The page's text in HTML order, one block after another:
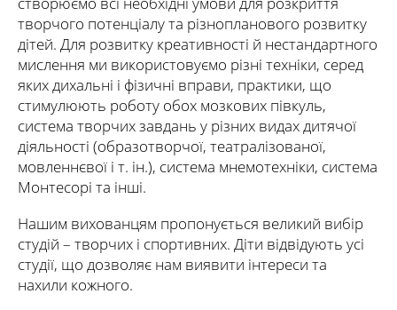
творчого потенціалу та різнопланового розвитку
дітей. Для розвитку креативності й нестандартного
мислення ми використовуємо різні техніки, серед
яких дихальні і фізичні вправи, практики, що
стимулюють роботу обох мозкових півкуль,
система творчих завдань у різних видах дитячої
діяльності (образотворчої, театралізованої,
мовленнєвої і т. ін.), система мнемотехніки, система
Монтесорі та інші.
Нашим вихованцям пропонується великий вибір
студій – творчих і спортивних. Діти відвідують усі
студії, що дозволяє нам виявити інтереси та
нахили кожного.